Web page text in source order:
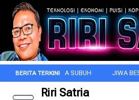
INI DI KALA SUBUH JIWA BESAR ITU
Riri Satria